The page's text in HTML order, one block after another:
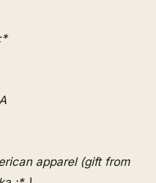
apparel (gift from